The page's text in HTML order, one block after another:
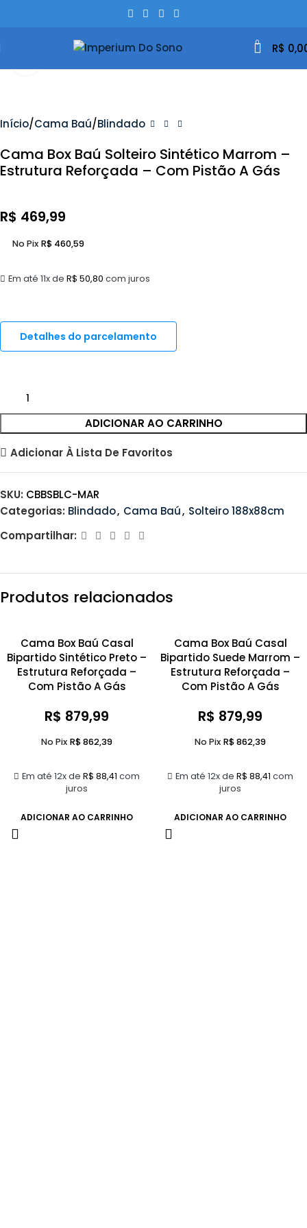
0 R$
Início Cama Baú Blindado
Cama Box Baú Solteiro Sintético Marrom –
Estrutura Reforçada – Com Pistão A Gás
R$ 469,99
Em até 11x de R$ 50,80 com juros
No Pix R$460,59
Detalhes do parcelamento
ADICIONAR AO CARRINHO
Adicionar À Lista De Favoritos
SKU: CBBSBLC-MAR
Categorias: Blindado, Cama Baú, Solteiro 188x88cm
Compartilhar:
Produtos relacionados
Cama Box Baú Casal
Bipartido Sintético Preto –
Estrutura Reforçada –
Com Pistão A Gás
R$ 879,99
Em até 12x de R$ 88,41 com
juros
No Pix R$862,39
ADICIONAR AO CARRINHO
Cama Box Baú Casal
Bipartido Suede Marrom –
Estrutura Reforçada –
Com Pistão A Gás
R$ 879,99
Em até 12x de R$ 88,41 com
juros
No Pix R$862,39
ADICIONAR AO CARRINHO